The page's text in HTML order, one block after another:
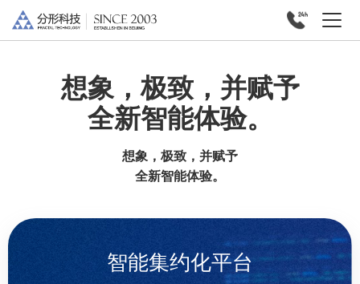
想象，极致，并赋予
全新智能体验。
想象，极致，并赋予
全新智能体验。
智能集约化平台